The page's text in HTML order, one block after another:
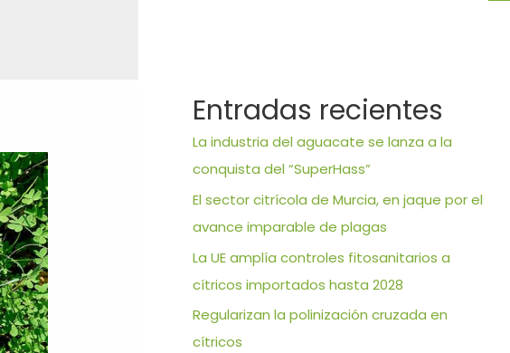
Entradas recientes
La industria del aguacate se lanza a la
conquista del “SuperHass”
El sector citrícola de Murcia, en jaque por el
avance imparable de plagas
La UE amplía controles fitosanitarios a
cítricos importados hasta 2028
Regularizan la polinización cruzada en
cítricos